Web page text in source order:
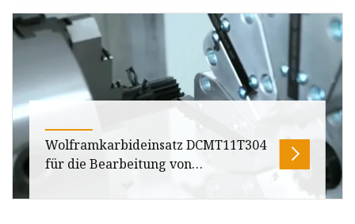
Übersicht Paketgröße 40,00 cm * 20,00 cm *
10,00 cm Bruttogewicht des Pakets 25,000 kg
Produktbeschreibung 1. Speziell e
Wolframkarbideinsatz DCMT11T304
für die Bearbeitung von
Serie CNC-Bearbeitung